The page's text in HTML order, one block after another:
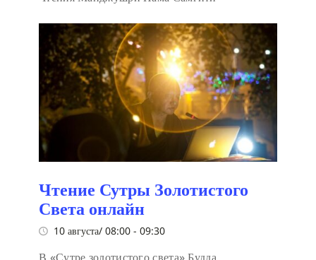
Чтение Сутры Золотистого
Света онлайн
10 августа/ 08:00 - 09:30